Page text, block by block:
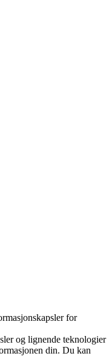
for
og lignende teknologier
din. Du kan